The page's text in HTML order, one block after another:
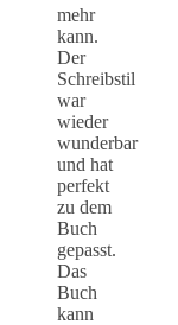
mehr
kann.
Der
Schreibstil
war
wieder
wunderbar
und hat
perfekt
zu dem
Buch
gepasst.
Das
Buch
kann